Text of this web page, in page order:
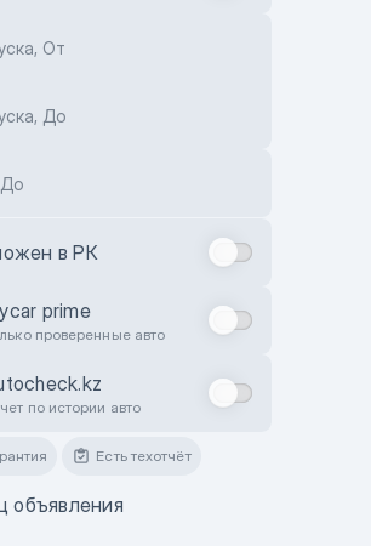
От
До
До
в РК
prime
проверенные авто
по истории авто
Есть техотчёт
объявления